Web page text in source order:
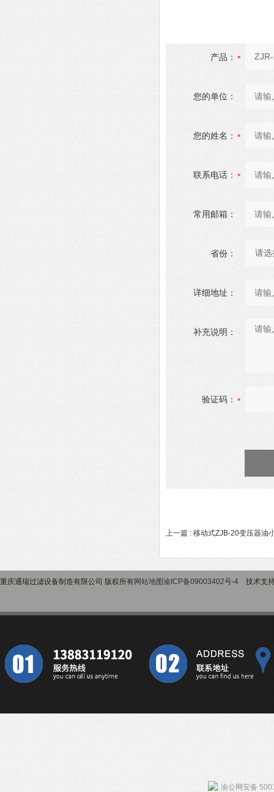
产品：
您的单位：
您的姓名：
联系电话：
常用邮箱：
省份：
详细地址：
补充说明：
验证码：
上一篇 : 移动式ZJB-20变压器油
重庆通瑞过滤设备制造有限公司 版权所有网站地图渝ICP备09003402号-4 技术支
渝公网安备